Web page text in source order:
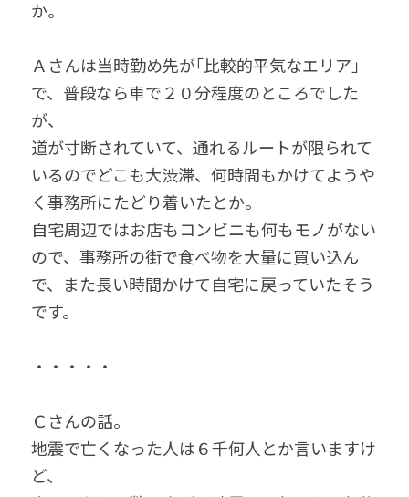
か。
Ａさんは当時勤め先が｢比較的平気なエリア」
で、普段なら車で２０分程度のところでした
が、
道が寸断されていて、通れるルートが限られて
いるのでどこも大渋滞、何時間もかけてようや
く事務所にたどり着いたとか。
自宅周辺ではお店もコンビニも何もモノがない
ので、事務所の街で食べ物を大量に買い込ん
で、また長い時間かけて自宅に戻っていたそう
です。
・・・・・
Ｃさんの話。
地震で亡くなった人は６千何人とか言いますけ
ど、